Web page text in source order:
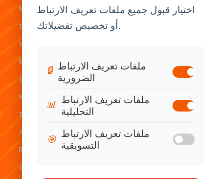
Mobile Data
Terminal
Vehicle
Mount
Tablets
Waterproof
Tablets
Android
Rugged
Tablets
Transit
Transportation
Construction
Field
Service
Tablet
Vehicle
Tablet
System
Device
Industrial
Base
Sales
اختيار قبول جميع ملفات تعريف الارتباط
أو تخصيص تفضيلاتك.
🔒 ملفات تعريف الارتباط
الضرورية
📊 ملفات تعريف الارتباط
التحليلية
🎯
ملفات تعريف الارتباط
التسويقية